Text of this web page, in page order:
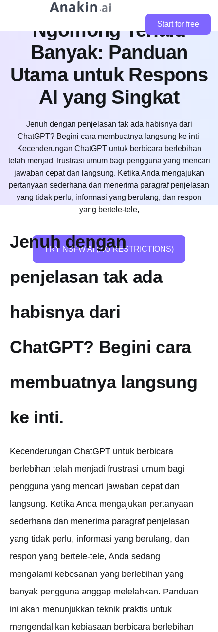
Start for free
ChatGPT dari
Ngomong Terlalu
Banyak: Panduan
Utama untuk Respons
AI yang Singkat
Jenuh dengan penjelasan tak ada habisnya dari
ChatGPT? Begini cara membuatnya langsung ke inti.
Kecenderungan ChatGPT untuk berbicara berlebihan
telah menjadi frustrasi umum bagi pengguna yang mencari
jawaban cepat dan langsung. Ketika Anda mengajukan
pertanyaan sederhana dan menerima paragraf penjelasan
yang tidak perlu, informasi yang berulang, dan respon
yang bertele-tele,
TRY NSFW AI (NO RESTRICTIONS)
Jenuh dengan
penjelasan tak ada
habisnya dari
ChatGPT? Begini cara
membuatnya langsung
ke inti.
Kecenderungan ChatGPT untuk berbicara
berlebihan telah menjadi frustrasi umum bagi
pengguna yang mencari jawaban cepat dan
langsung. Ketika Anda mengajukan pertanyaan
sederhana dan menerima paragraf penjelasan
yang tidak perlu, informasi yang berulang, dan
respon yang bertele-tele, Anda sedang
mengalami kebosanan yang berlebihan yang
banyak pengguna anggap melelahkan. Panduan
ini akan menunjukkan teknik praktis untuk
mengendalikan kebiasaan berbicara berlebihan